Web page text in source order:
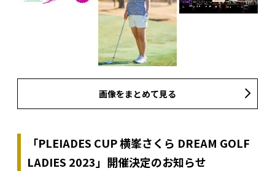
画像をまとめて見る
「PLEIADES CUP 横峯さくら DREAM GOLF
LADIES 2023」開催決定のお知らせ